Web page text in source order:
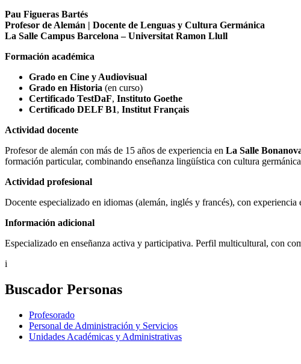
Pau Figueras Bartés
Profesor de Alemán | Docente de Lenguas y Cultura Germánica
La Salle Campus Barcelona – Universitat Ramon Llull
Formación académica
Grado en Cine y Audiovisual
Grado en Historia (en curso)
Certificado TestDaF, Instituto Goethe
Certificado DELF B1, Institut Français
Actividad docente
Profesor de alemán con más de 15 años de experiencia en La Salle
formación particular, combinando enseñanza lingüística con cultura
Actividad profesional
Docente especializado en idiomas (alemán, inglés y francés), con
Información adicional
Especializado en enseñanza activa y participativa. Perfil multicultural, con
i
Buscador Personas
Profesorado
Personal de Administración y Servicios
Unidades Académicas y Administrativas